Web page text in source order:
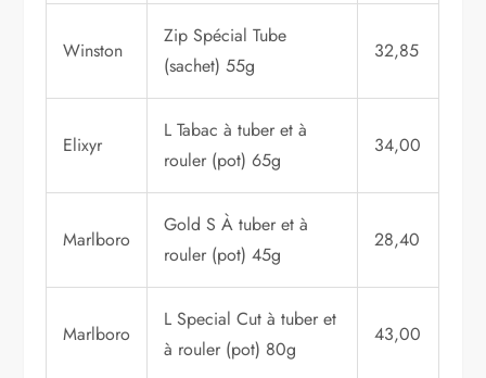
Winston
Zip Spécial Tube
(sachet) 55g
32,85
Elixyr
L Tabac à tuber et à
rouler (pot) 65g
34,00
Marlboro
Gold S À tuber et à
rouler (pot) 45g
28,40
Marlboro
L Special Cut à tuber et
à rouler (pot) 80g
43,00